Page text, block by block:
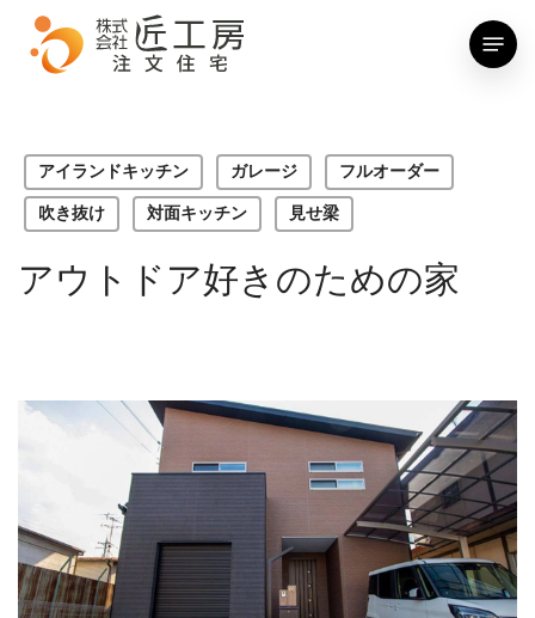
Menu
アイランドキッチン ガレージ フルオーダー
吹き抜け 対面キッチン 見せ梁
アウトドア好きのための家